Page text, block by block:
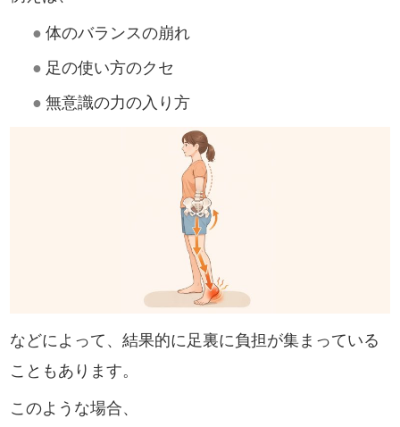
● 体のバランスの崩れ
● 足の使い方のクセ
● 無意識の力の入り方
などによって、結果的に足裏に負担が集まっている
こともあります。
このような場合、